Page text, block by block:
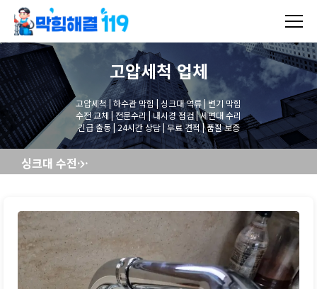
고압세척업체
고압세척 | 하수관 막힘 | 싱크대 역류 | 변기 막힘
수전 교체 | 전문수리 | 내시경 점검 | 세면대 수리
긴급 출동 | 24시간 상담 | 무료 견적 | 품질 보증
싱크대 수전교체